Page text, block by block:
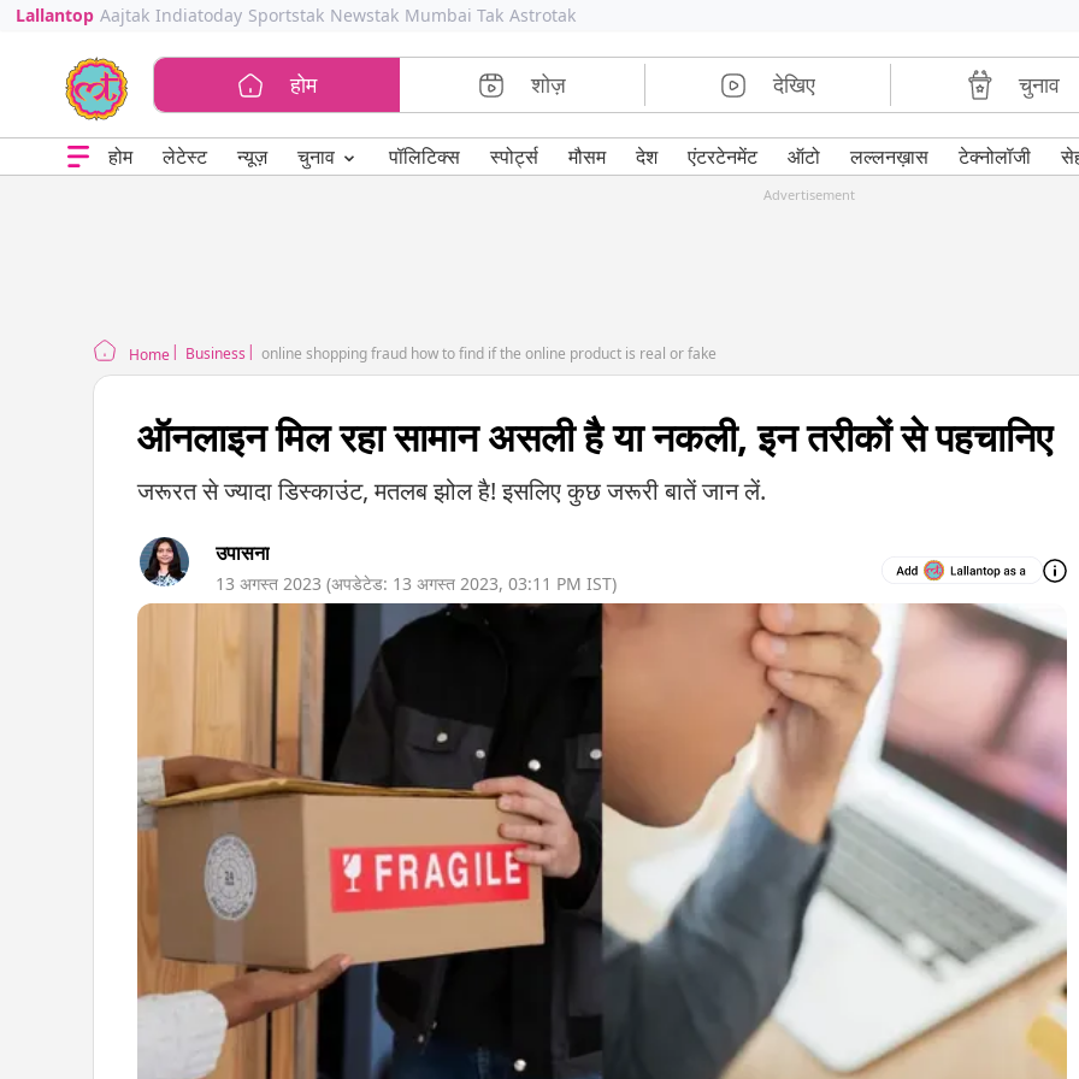
Lallantop Aajtak Indiatoday Sportstak Newstak Mumbai Tak Astrotak
होम शोज़ देखिए चुनाव
होम लेटेस्ट न्यूज़ चुनाव ⌄ पॉलिटिक्स स्पोर्ट्स मौसम देश एंटरटेनमेंट ऑटो लल्लनख़ास टेक्नोलॉजी
Advertisement
Home Business online shopping fraud how to find if the online product is real or fake
ऑनलाइन मिल रहा सामान असली है या नकली, इन तरीकों से पहचानिए
जरूरत से ज्यादा डिस्काउंट, मतलब झोल है! इसलिए कुछ जरूरी बातें जान लें.
उपासना
13 अगस्त 2023 (अपडेटेड: 13 अगस्त 2023, 03:11 PM IST)